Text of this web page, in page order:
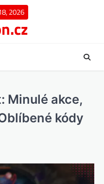
2026
Minulé akce,
kódy